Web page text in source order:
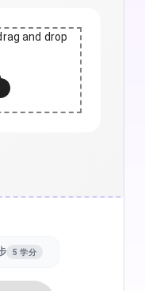
and drop
5 学分